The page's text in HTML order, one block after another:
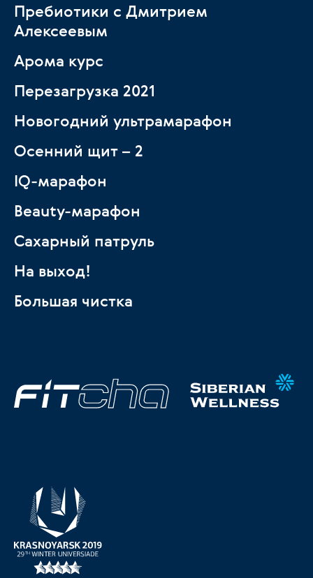
Пребиотики с Дмитрием
Алексеевым
Арома курс
Перезагрузка 2021
Новогодний ультрамарафон
Осенний щит – 2
IQ-марафон
Beauty-марафон
Сахарный патруль
На выход!
Большая чистка